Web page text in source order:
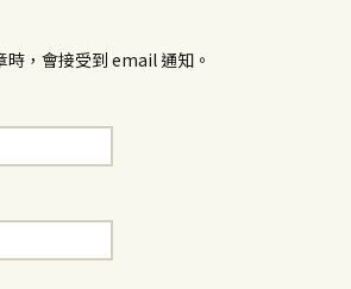
，會接受到 email 通知。